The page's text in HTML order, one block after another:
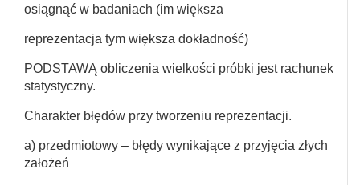
osiągnąć w badaniach (im większa
reprezentacja tym większa dokładność)
PODSTAWĄ obliczenia wielkości próbki jest rachunek
statystyczny.
Charakter błędów przy tworzeniu reprezentacji.
a) przedmiotowy – błędy wynikające z przyjęcia złych
założeń